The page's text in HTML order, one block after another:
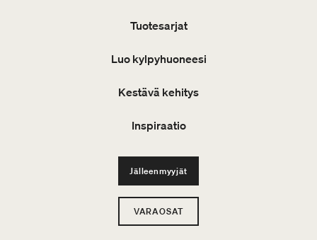
Tuotesarjat
Luo kylpyhuoneesi
Kestävä kehitys
Inspiraatio
Jälleenmyyjät
VARAOSAT